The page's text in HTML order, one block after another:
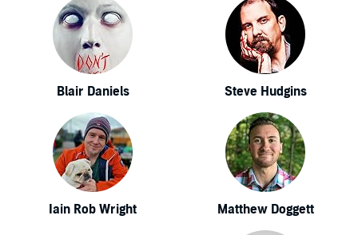
Blair Daniels Steve Hudgins
Iain Rob Wright Matthew Doggett